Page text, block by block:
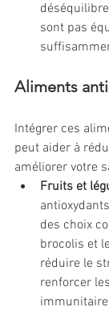
sont pas
Aliments
Intégrer ces
peut aider à
améliorer votre
Fruits et
des choix
brocolis et
réduire le
renforcer